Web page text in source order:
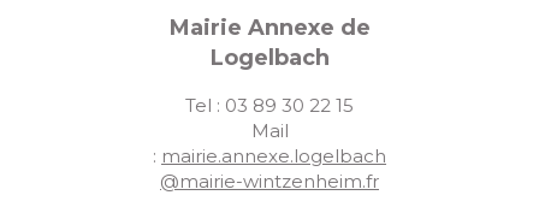
Mairie Annexe de
Logelbach
Tel : 03 89 30 22 15
Mail
: mairie.annexe.logelbach
@mairie-wintzenheim.fr